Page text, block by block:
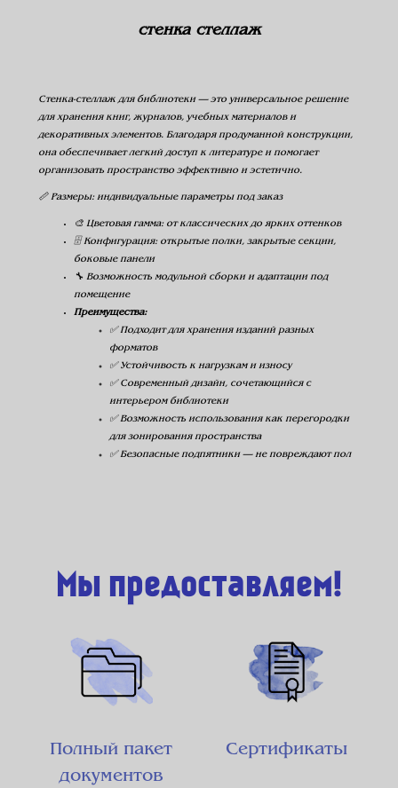
стенка стеллаж
Стенка-стеллаж для библиотеки — это универсальное решение
для хранения книг, журналов, учебных материалов и
декоративных элементов. Благодаря продуманной конструкции,
она обеспечивает легкий доступ к литературе и помогает
организовать пространство эффективно и эстетично.
📏 Размеры: индивидуальные параметры под заказ
🎨 Цветовая гамма: от классических до ярких оттенков
🗄️ Конфигурация: открытые полки, закрытые секции,
боковые панели
🔧 Возможность модульной сборки и адаптации под
помещение
Преимущества:
✅ Подходит для хранения изданий разных
форматов
✅ Устойчивость к нагрузкам и износу
✅ Современный дизайн, сочетающийся с
интерьером библиотеки
✅ Возможность использования как перегородки
для зонирования пространства
✅ Безопасные подпятники — не повреждают пол
Мы предоставляем!
Полный пакет
документов
Сертификаты